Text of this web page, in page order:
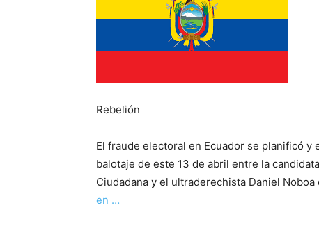
Rebelión
El fraude electoral en Ecuador se planificó
balotaje de este 13 de abril entre la
Ciudadana y el ultraderechista Daniel
en …